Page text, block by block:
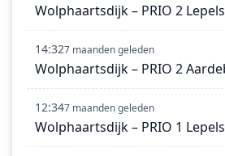
Wolphaartsdijk – PRIO 2
14:327 maanden geleden
Wolphaartsdijk – PRIO 2
12:347 maanden geleden
Wolphaartsdijk – PRIO 1